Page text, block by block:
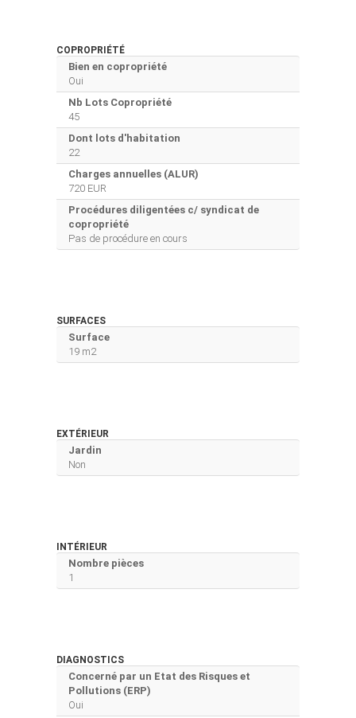
COPROPRIÉTÉ
Bien en copropriété
Oui
Nb Lots Copropriété
45
Dont lots d'habitation
22
Charges annuelles (ALUR)
720 EUR
Procédures diligentées c/ syndicat de
copropriété
Pas de procédure en cours
SURFACES
Surface
19 m2
EXTÉRIEUR
Jardin
Non
INTÉRIEUR
Nombre pièces
1
DIAGNOSTICS
Concerné par un Etat des Risques et
Pollutions (ERP)
Oui